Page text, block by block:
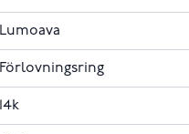
Lumoava
Förlovningsring
14k